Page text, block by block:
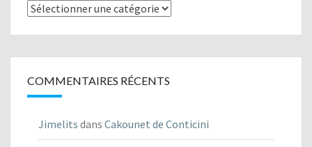
Listes
COMMENTAIRES RÉCENTS
Jimelits dans Cakounet de Conticini